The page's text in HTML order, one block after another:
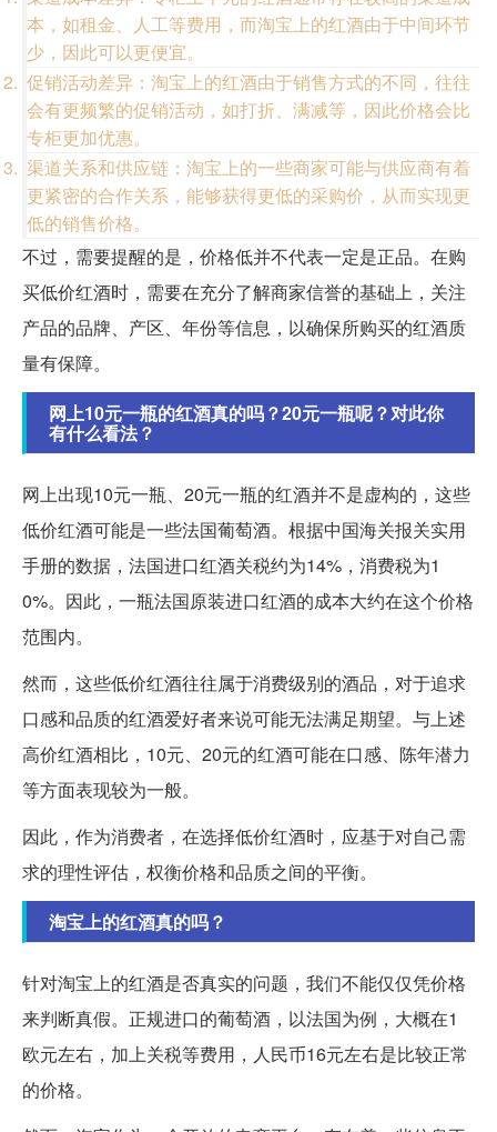
本，如租金、人工等费用，而淘宝上的红酒由于中间环节
少，因此可以更便宜。
促销活动差异：淘宝上的红酒由于销售方式的不同，往往
会有更频繁的促销活动，如打折、满减等，因此价格会比
专柜更加优惠。
渠道关系和供应链：淘宝上的一些商家可能与供应商有着
更紧密的合作关系，能够获得更低的采购价，从而实现更
低的销售价格。
不过，需要提醒的是，价格低并不代表一定是正品。在购
买低价红酒时，需要在充分了解商家信誉的基础上，关注
产品的品牌、产区、年份等信息，以确保所购买的红酒质
量有保障。
网上10元一瓶的红酒真的吗？20元一瓶呢？对此你
有什么看法？
网上出现10元一瓶、20元一瓶的红酒并不是虚构的，这些
低价红酒可能是一些法国葡萄酒。根据中国海关报关实用
手册的数据，法国进口红酒关税约为14%，消费税为1
0%。因此，一瓶法国原装进口红酒的成本大约在这个价格
范围内。
然而，这些低价红酒往往属于消费级别的酒品，对于追求
口感和品质的红酒爱好者来说可能无法满足期望。与上述
高价红酒相比，10元、20元的红酒可能在口感、陈年潜力
等方面表现较为一般。
因此，作为消费者，在选择低价红酒时，应基于对自己需
求的理性评估，权衡价格和品质之间的平衡。
淘宝上的红酒真的吗？
针对淘宝上的红酒是否真实的问题，我们不能仅仅凭价格
来判断真假。正规进口的葡萄酒，以法国为例，大概在1
欧元左右，加上关税等费用，人民币16元左右是比较正常
的价格。